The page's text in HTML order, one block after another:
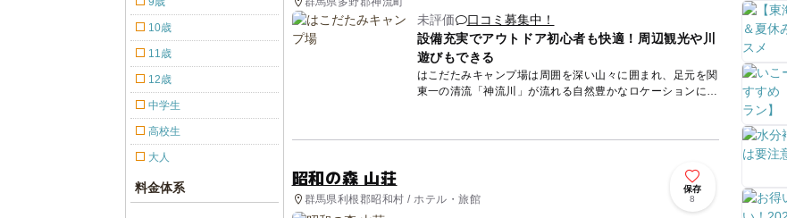
未評価
口コミ募集中！
設備充実でアウトドア初心者も快適！周辺観光や川
遊びもできる
はこだたみキャンプ場は周囲を深い山々に囲まれ、足元を関
東一の清流「神流川」が流れる自然豊かなロケーションにあ
昭和の森 山荘
群馬県利根郡昭和村 / ホテル・旅館
保存
8
10歳
11歳
12歳
中学生
高校生
大人
料金体系